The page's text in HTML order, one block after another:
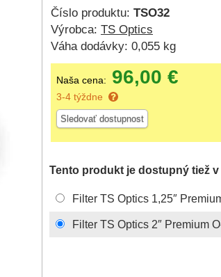
Číslo produktu: TSO32
Výrobca: TS Optics
Váha dodávky: 0,055 kg
Naša cena: 96,00 €
3-4 týždne
Sledovať dostupnost
Tento produkt je dostupný tiež
Filter TS Optics 1,25″ Premium
Filter TS Optics 2″ Premium O-